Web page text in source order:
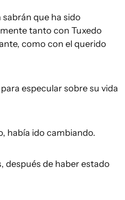
que ha sido
tanto con Tuxedo
como con el querido
especular sobre su vida
había ido cambiando.
después de haber estado